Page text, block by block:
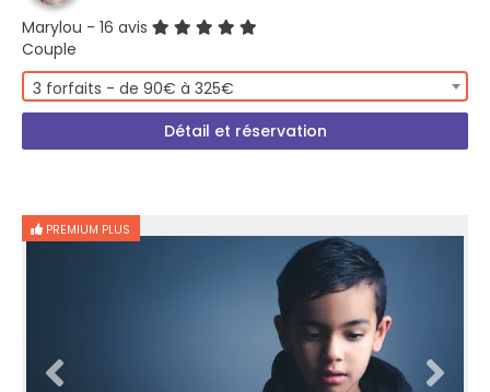
Marylou - 16 avis
Couple
3 forfaits - de 90€ à 325€
Détail et réservation
PREMIUM PLUS